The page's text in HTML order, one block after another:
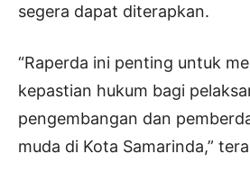
segera dapat diterapkan.
“Raperda ini penting untuk
kepastian hukum bagi
pengembangan dan
muda di Kota Samarinda,”